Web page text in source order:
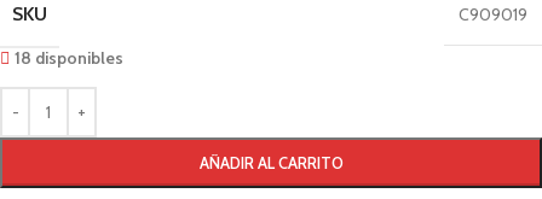
SKU
C909019
18 disponibles
AÑADIR AL CARRITO